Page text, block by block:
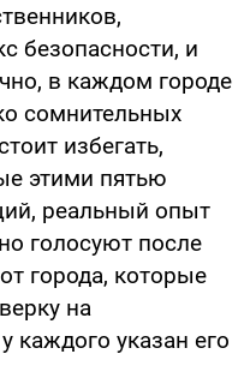
безопасности, и
в каждом городе
сомнительных
избегать,
этими пятью
реальный опыт
голосуют после
города, которые
на
каждого указан его